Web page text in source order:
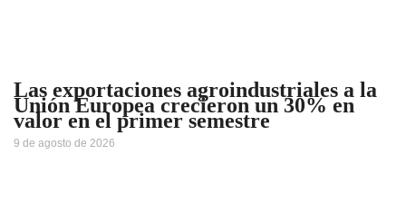
Las exportaciones agroindustriales a la
Unión Europea crecieron un 30% en
valor en el primer semestre
9 de agosto de 2026